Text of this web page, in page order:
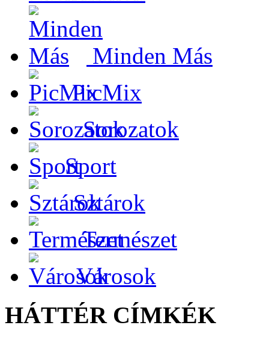
Minden Más
PicMix
Sorozatok
Sport
Sztárok
Természet
Városok
HÁTTÉR CÍMKÉK